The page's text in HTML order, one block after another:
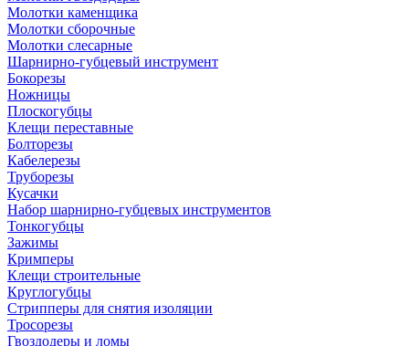
Молотки каменщика
Молотки сборочные
Молотки слесарные
Шарнирно-губцевый инструмент
Бокорезы
Ножницы
Плоскогубцы
Клещи переставные
Болторезы
Кабелерезы
Труборезы
Кусачки
Набор шарнирно-губцевых инструментов
Тонкогубцы
Зажимы
Кримперы
Клещи строительные
Круглогубцы
Стрипперы для снятия изоляции
Тросорезы
Гвоздодеры и ломы